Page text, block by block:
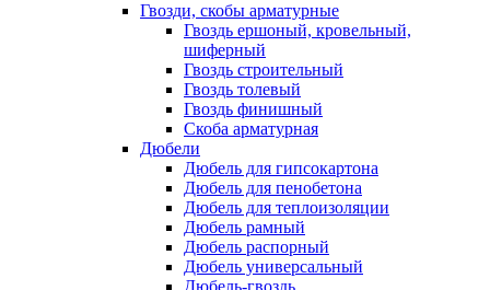
Гвозди, скобы арматурные
Гвоздь ершоный, кровельный,
шиферный
Гвоздь строительный
Гвоздь толевый
Гвоздь финишный
Скоба арматурная
Дюбели
Дюбель для гипсокартона
Дюбель для пенобетона
Дюбель для теплоизоляции
Дюбель рамный
Дюбель распорный
Дюбель универсальный
Дюбель-гвоздь